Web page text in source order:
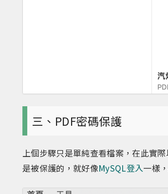
三、PDF密碼保護
上個步驟只是單純查看檔案，在此實
是被保護的，就好像MySQL登入一樣